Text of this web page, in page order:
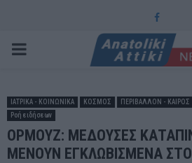
Facebook
PRIMARY
ΙΑΤΡΙΚΑ - ΚΟΙΝΩΝΙΚΑ ΚΟΣΜΟΣ ΠΕΡΙΒΑΛΛΟΝ - ΚΑΙΡΟΣ
Ροή ειδήσεων
ΟΡΜΟΥΖ: ΜΕΔΟΥΣΕΣ
ΜΕΝΟΥΝ ΕΓΚΛΩΒΙΣΜΕΝΑ